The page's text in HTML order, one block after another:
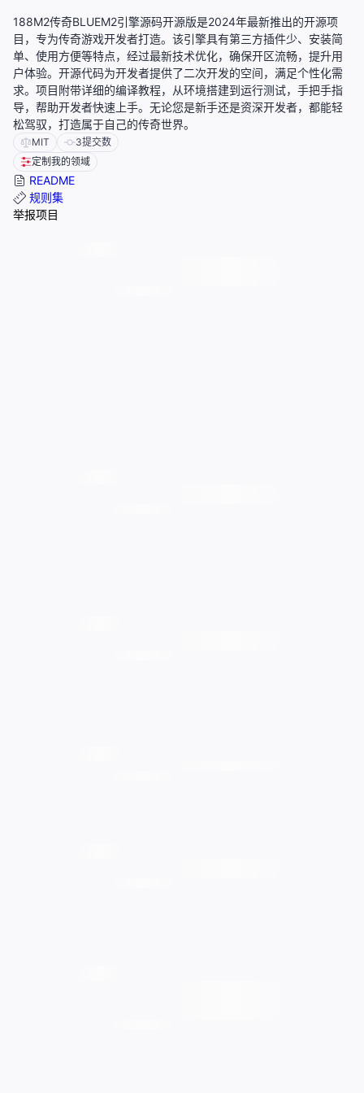
188M2传奇BLUEM2引擎源码开源版是2024年最新推出的开源项
目，专为传奇游戏开发者打造。该引擎具有第三方插件少、安装简
单、使用方便等特点，经过最新技术优化，确保开区流畅，提升用
户体验。开源代码为开发者提供了二次开发的空间，满足个性化需
求。项目附带详细的编译教程，从环境搭建到运行测试，手把手指
导，帮助开发者快速上手。无论您是新手还是资深开发者，都能轻
松驾驭，打造属于自己的传奇世界。
MIT 3提交数
定制我的领域
README
规则集
举报项目